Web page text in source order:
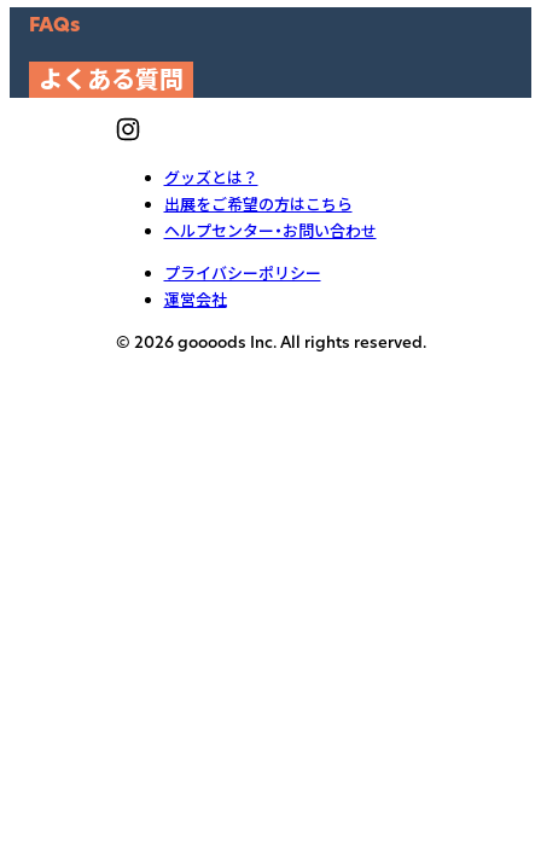
FAQs
よくある質問
グッズとは？
出展をご希望の方はこちら
ヘルプセンター・お問い合わせ
プライバシーポリシー
運営会社
© 2026 goooods Inc. All rights reserved.